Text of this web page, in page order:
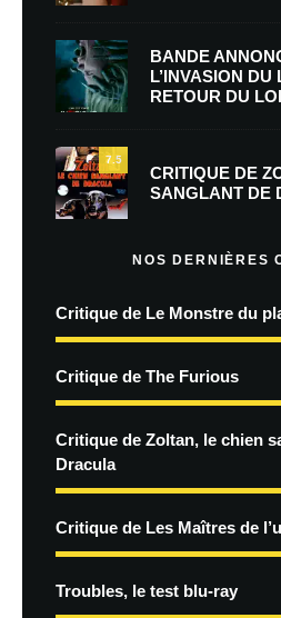
BANDE
L’INVASION
RETOUR DU
7.5
CRITIQUE DE
SANGLANT DE
NOS DERNIÈRES
Critique de Le Monstre du
Critique de The Furious
Critique de Zoltan, le chien
Dracula
Critique de Les Maîtres de
Troubles, le test blu-ray